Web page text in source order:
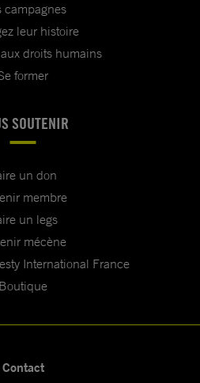
campagnes
leur histoire
droits humains
former
SOUTENIR
un don
membre
un legs
mécène
International France
Boutique
Contact